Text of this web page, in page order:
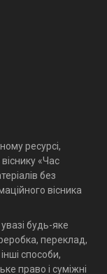
ресурсі,
«Час
без
вісника
будь-яке
переклад,
способи,
право і суміжні